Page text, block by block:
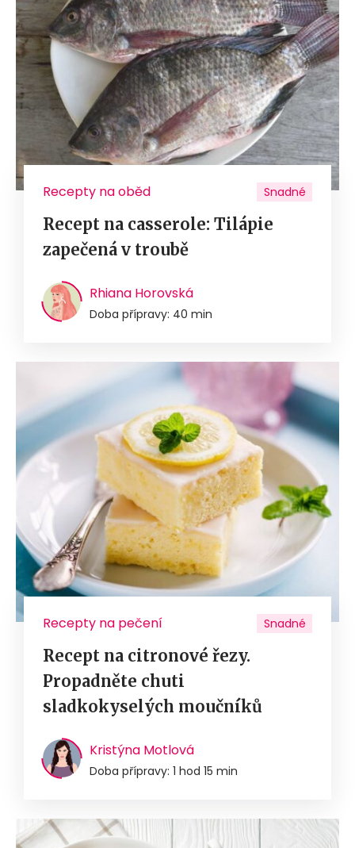
Recepty na oběd Snadné
Recept na casserole: Tilápie
zapečená v troubě
Rhiana Horovská
Doba přípravy: 40 min
Recepty na pečení Snadné
Recept na citronové řezy.
Propadněte chuti
sladkokyselých moučníků
Kristýna Motlová
Doba přípravy: 1 hod 15 min